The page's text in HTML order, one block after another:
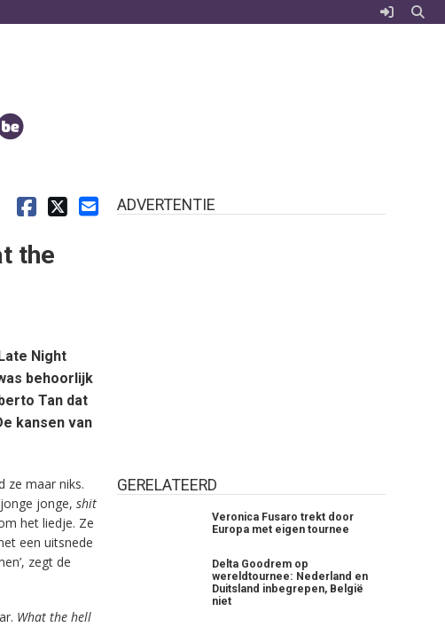
the
Night
behoorlijk
Tan dat
kansen van
ze maar niks.
jonge, shit
het liedje. Ze
een uitsnede
zegt de
What the hell
ADVERTENTIE
GERELATEERD
Veronica Fusaro trekt door
Europa met eigen tournee
Delta Goodrem op
wereldtournee: Nederland en
Duitsland inbegrepen, België
niet